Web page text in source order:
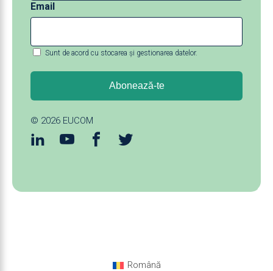
Email
Sunt de acord cu stocarea și gestionarea datelor.
© 2026 EUCOM
Română